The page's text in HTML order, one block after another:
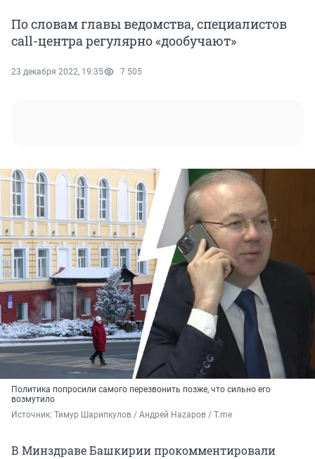
По словам главы ведомства, специалистов
call-центра регулярно «дообучают»
23 декабря 2022, 19:35 7 505
Политика попросили самого перезвонить позже, что сильно его
возмутило
Источник: Тимур Шарипкулов / Андрей Наzаров / T.me
В Минздраве Башкирии прокомментировали